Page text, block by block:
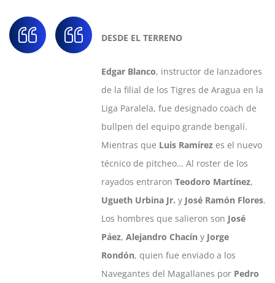
DESDE EL TERRENO
Edgar Blanco, instructor de lanzadores
de la filial de los Tigres de Aragua en la
Liga Paralela, fue designado coach de
bullpen del equipo grande bengalí.
Mientras que Luis Ramírez es el nuevo
técnico de pitcheo… Al roster de los
rayados entraron Teodoro Martínez,
Ugueth Urbina Jr. y José Ramón Flores.
Los hombres que salieron son José
Páez, Alejandro Chacín y Jorge
Rondón, quien fue enviado a los
Navegantes del Magallanes por Pedro